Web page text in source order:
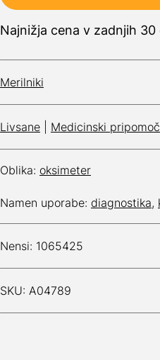
Najnižja cena v zadnjih 30
Merilniki
Livsane Medicinski
Oblika: oksimeter
Namen uporabe: diagnostika,
Nensi: 1065425
SKU: A04789